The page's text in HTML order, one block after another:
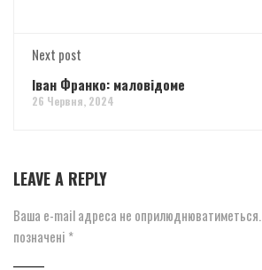
Next post
Іван Франко: маловідоме
26 Червня, 2024
LEAVE A REPLY
Ваша e-mail адреса не оприлюднюватиметься.
позначені *